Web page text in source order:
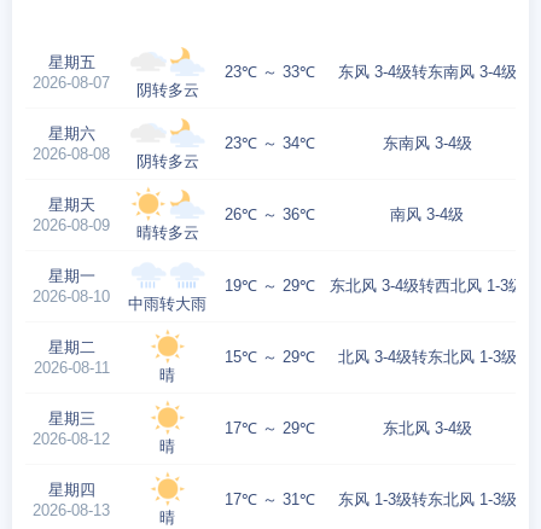
星期五
2026-08-07
阴转多云
23℃ ～ 33℃ 东风 3-4级转东南风 3-4级
星期六
2026-08-08
阴转多云
23℃ ～ 34℃ 东南风 3-4级
星期天
2026-08-09
晴转多云
26℃ ～ 36℃ 南风 3-4级
星期一
2026-08-10
中雨转大雨
19℃ ～ 29℃ 东北风 3-4级转西北风 1-3级
星期二
2026-08-11
晴
15℃ ～ 29℃ 北风 3-4级转东北风 1-3级
星期三
2026-08-12
晴
17℃ ～ 29℃ 东北风 3-4级
星期四
2026-08-13
晴
17℃ ～ 31℃ 东风 1-3级转东北风 1-3级